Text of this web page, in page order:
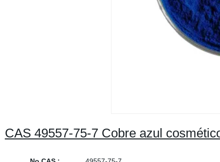
CAS 49557-75-7 Cobre azul